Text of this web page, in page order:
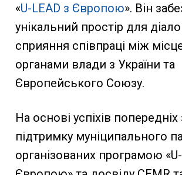
«U-LEAD з Європою». Він
унікальний простір для
сприяння співпраці між
органами влади з України та
Європейського Союзу.
На основі успіхів попередніх
підтримку муніципального
організованих програмою